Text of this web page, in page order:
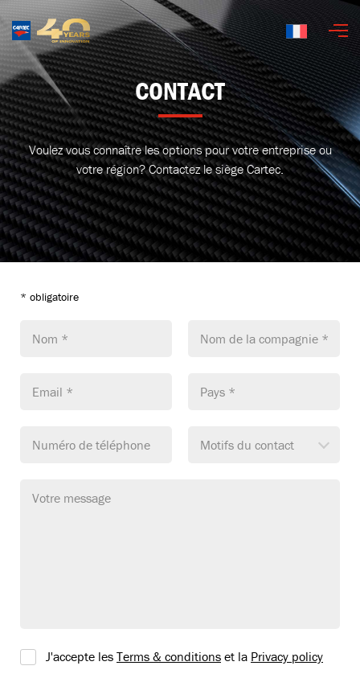
Français
CONTACT
Voulez vous connaître les options pour votre entreprise ou
votre région? Contactez le siège Cartec.
* obligatoire
Nom * Nom de la compagnie *
Email * Pays *
Numéro de téléphone Motifs du contact
Votre message
J'accepte les Terms & conditions et la Privacy policy